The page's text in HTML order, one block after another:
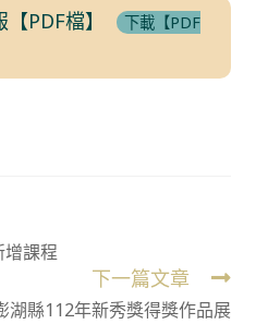
PDF檔】
下載【PDF
課程
下一篇文章
湖縣112年新秀獎得獎作品展